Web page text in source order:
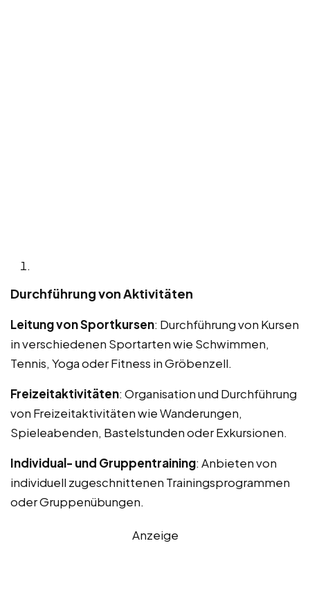
Durchführung von Aktivitäten
Leitung von Sportkursen: Durchführung von Kursen
in verschiedenen Sportarten wie Schwimmen,
Tennis, Yoga oder Fitness in Gröbenzell.
Freizeitaktivitäten: Organisation und Durchführung
von Freizeitaktivitäten wie Wanderungen,
Spieleabenden, Bastelstunden oder Exkursionen.
Individual- und Gruppentraining: Anbieten von
individuell zugeschnittenen Trainingsprogrammen
oder Gruppenübungen.
Anzeige